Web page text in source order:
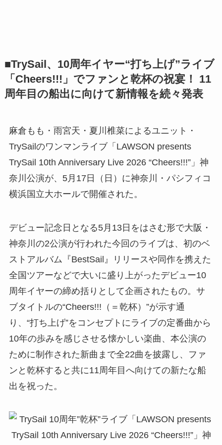
■TrySail、10周年イヤー“打ち上げ”ライブ
「Cheers!!!」でファンと乾杯の祝宴！ 11
周年目の船出に向けて新情報を続々発表
麻倉もも・雨宮天・夏川椎菜によるユニット・
TrySailのワンマンライブ「LAWSON presents
TrySail 10th Anniversary Live 2026 “Cheers!!!”」神
奈川公演が、5月17日（日）に神奈川・パシフィコ
横浜国立大ホールで開催された。
デビュー記念日となる5月13日をはさむ形で大阪・
神奈川の2公演が行われた今回のライブは、初のベ
ストアルバム『BestSail』リリースや同作を携えた
全国ツアーなどで大いに盛り上がったデビュー10
周年イヤーの締め括りとして企画されたもの。サ
ブタイトルの“Cheers!!!（＝乾杯）”が示す通
り、“打ち上げ”をコンセプトにライブの定番曲から
10年の歩みを感じさせる懐かしい楽曲、本公演の
ために制作された新曲まで全22曲を披露し、ファ
ンと乾杯すると共に11周年目へ向けての新たな船
出を祝った。